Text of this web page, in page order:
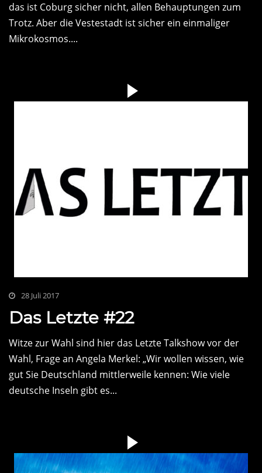
das ist Coburg sicher nicht, allen Behauptungen zum
Trotz. Aber die Vestestadt ist sicher ein einmaliger
Mikrokosmos....
28 Juli 2017
Das Letzte #22
Witze zur Wahl sind hier das Letzte Talkshow vor der
Wahl, Frage an Angela Merkel: „Wir wollen wissen, wie
gut Sie Deutschland mittlerweile kennen: Wie viele
deutsche Inseln gibt es...